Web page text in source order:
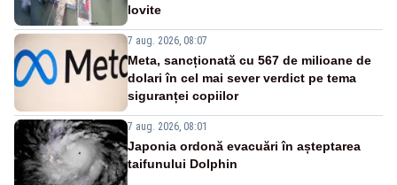
lovite
7 aug. 2026, 08:07
Meta, sancționată cu 567 de milioane de
dolari în cel mai sever verdict pe tema
siguranței copiilor
7 aug. 2026, 08:01
Japonia ordonă evacuări în așteptarea
taifunului Dolphin